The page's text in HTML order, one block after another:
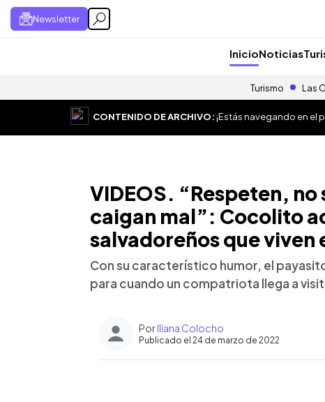
Newsletter
InicioNoticias
Turismo Las
CONTENIDO DE ARCHIVO:¡Estás navegando en el
VIDEOS. “Respeten,
caigan mal”: Cocolito
salvadoreños que viven
Con su característico humor, el
para cuando un compatriota llega a
PorIliana Colocho
Publicado el 24 de marzo de 2022